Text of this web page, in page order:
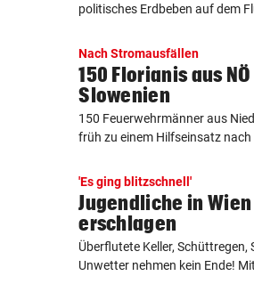
politisches Erdbeben auf dem
Nach Stromausfällen
150 Florianis aus
Slowenien
150 Feuerwehrmänner aus
früh zu einem Hilfseinsatz nach
'Es ging blitzschnell'
Jugendliche in
erschlagen
Überflutete Keller, Schüttregen,
Unwetter nehmen kein Ende!